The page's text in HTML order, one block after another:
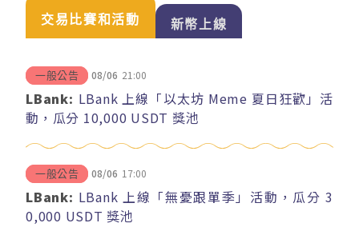
交易比賽和活動 新幣上線
一般公告 08/06 21:00
LBank: LBank 上線「以太坊 Meme 夏日狂歡」活
動，瓜分 10,000 USDT 獎池
一般公告 08/06 17:00
LBank: LBank 上線「無憂跟單季」活動，瓜分 3
0,000 USDT 獎池